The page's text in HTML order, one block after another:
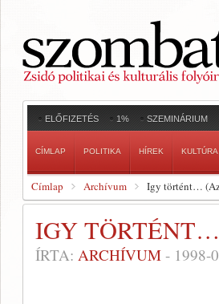
ELŐFIZETÉS 1% SZEMINÁRIUM
CÍMLAP POLITIKA HÍREK KULTÚRA
Címlap Archívum Igy történt…
IGY
ÍRTA: ARCHÍVUM - 1998-